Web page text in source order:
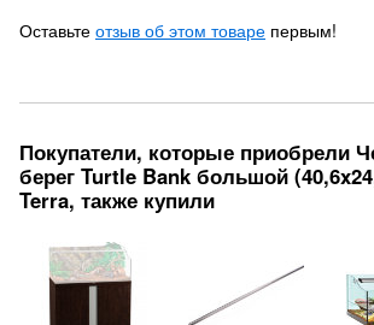
Оставьте отзыв об этом товаре первым!
Покупатели, которые приобрели
берег Turtle Bank большой
Terra, также купили